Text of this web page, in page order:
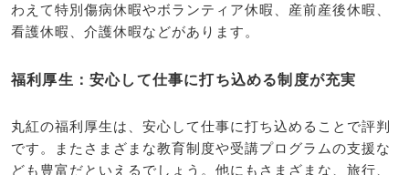
わえて特別傷病休暇やボランティア休暇、産前産後休暇、
看護休暇、介護休暇などがあります。
福利厚生：安心して仕事に打ち込める制度が充実
丸紅の福利厚生は、安心して仕事に打ち込めることで評判
です。またさまざまな教育制度や受講プログラムの支援な
ども豊富だといえるでしょう。他にもさまざまな、旅行、